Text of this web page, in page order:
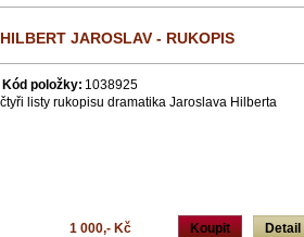
HILBERT JAROSLAV - RUKOPIS
Kód položky: 1038925
čtyři listy rukopisu dramatika Jaroslava Hilberta
Koupit Detail
1 000,- Kč